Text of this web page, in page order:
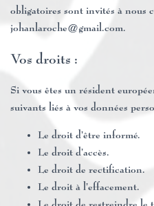
obligatoires sont invités à nous
johanlaroche@gmail.com.
Vos droits :
Si vous êtes un résident
suivants liés à vos données
Le droit d’être informé.
Le droit d’accès.
Le droit de rectification.
Le droit à l’effacement.